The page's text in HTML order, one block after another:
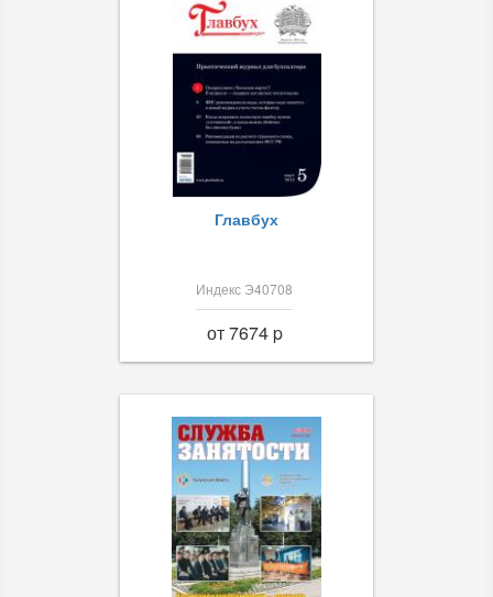
Главбух
Индекс Э40708
от 7674 p